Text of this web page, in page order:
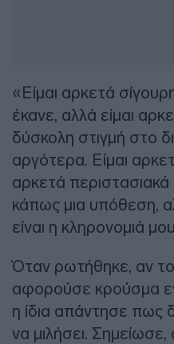
«Είμαι αρκετά
έκανε, αλλά είμαι
δύσκολη στιγμή στο
αργότερα. Είμαι
αρκετά περιστασιακά
κάπως μια υπόθεση,
είναι η κληρονομιά
Όταν ρωτήθηκε, αν το
αφορούσε κρούσμα
η ίδια απάντησε πως
να μιλήσει.